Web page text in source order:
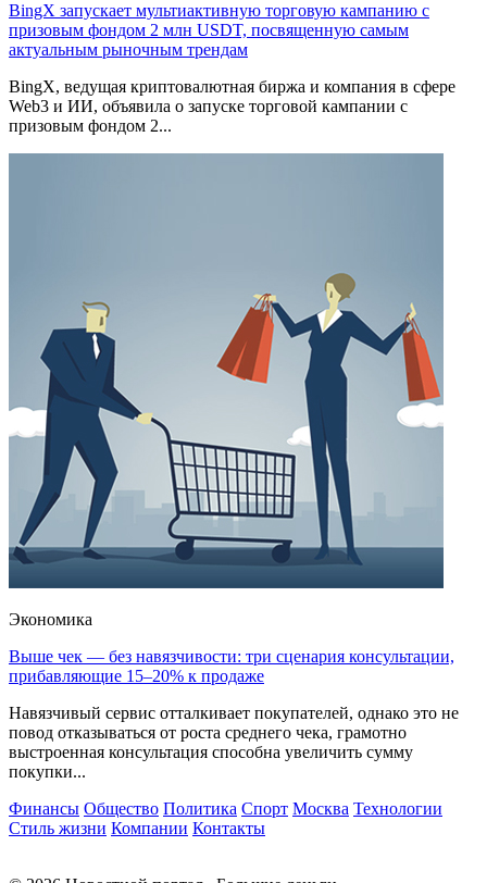
BingX запускает мультиактивную торговую кампанию с
призовым фондом 2 млн USDT, посвященную самым
актуальным рыночным трендам
BingX, ведущая криптовалютная биржа и компания в сфере
Web3 и ИИ, объявила о запуске торговой кампании с
призовым фондом 2...
Экономика
Выше чек — без навязчивости: три сценария консультации,
прибавляющие 15–20% к продаже
Навязчивый сервис отталкивает покупателей, однако это не
повод отказываться от роста среднего чека, грамотно
выстроенная консультация способна увеличить сумму
покупки...
Финансы Общество Политика Спорт Москва Технологии
Стиль жизни Компании Контакты